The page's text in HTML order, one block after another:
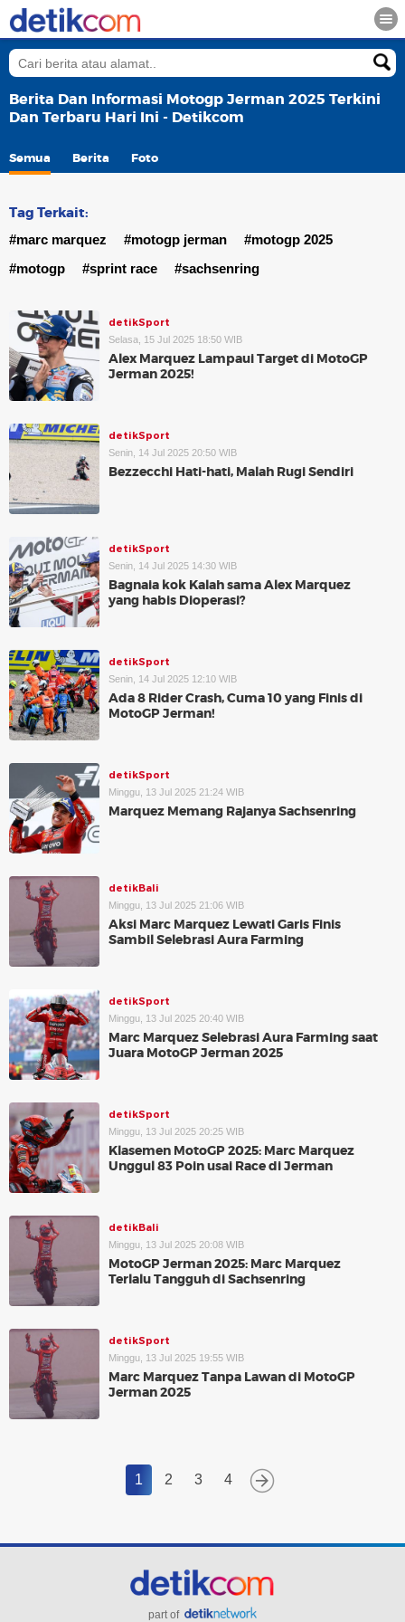
Berita Dan Informasi Motogp Jerman 2025 Terkini
Dan Terbaru Hari Ini - Detikcom
Semua Berita Foto
Tag Terkait:
#marc marquez #motogp jerman
#motogp 2025
#motogp
#sprint race #sachsenring
detikSport
Selasa, 15 Jul 2025 18:50 WIB
Alex Marquez Lampaui Target di MotoGP
Jerman 2025!
detikSport
Senin, 14 Jul 2025 20:50 WIB
Bezzecchi Hati-hati, Malah Rugi Sendiri
detikSport
Senin, 14 Jul 2025 14:30 WIB
Bagnaia kok Kalah sama Alex Marquez
yang habis Dioperasi?
detikSport
Senin, 14 Jul 2025 12:10 WIB
Ada 8 Rider Crash, Cuma 10 yang Finis di
MotoGP Jerman!
detikSport
Minggu, 13 Jul 2025 21:24 WIB
Marquez Memang Rajanya Sachsenring
detikBali
Minggu, 13 Jul 2025 21:06 WIB
Aksi Marc Marquez Lewati Garis Finis
Sambil Selebrasi Aura Farming
detikSport
Minggu, 13 Jul 2025 20:40 WIB
Marc Marquez Selebrasi Aura Farming saat
Juara MotoGP Jerman 2025
detikSport
Minggu, 13 Jul 2025 20:25 WIB
Klasemen MotoGP 2025: Marc Marquez
Unggul 83 Poin usai Race di Jerman
detikBali
Minggu, 13 Jul 2025 20:08 WIB
MotoGP Jerman 2025: Marc Marquez
Terlalu Tangguh di Sachsenring
detikSport
Minggu, 13 Jul 2025 19:55 WIB
Marc Marquez Tanpa Lawan di MotoGP
Jerman 2025
1 2 3 4
part of